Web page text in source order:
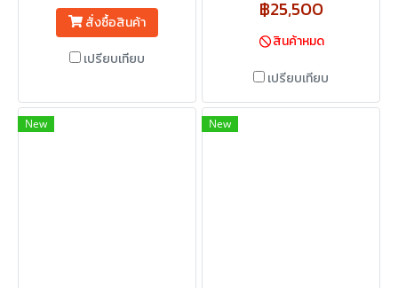
สั่งซื้อสินค้า
เปรียบเทียบ
฿25,500
สินค้าหมด
เปรียบเทียบ
New New